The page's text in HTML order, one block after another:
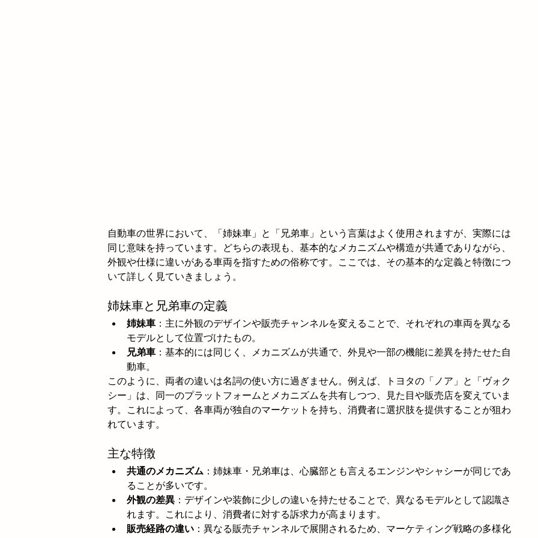
自動車の世界において、「姉妹車」と「兄弟車」という言葉はよく使用されますが、実際には
同じ意味を持っています。どちらの表現も、基本的なメカニズムや構造が共通でありながら、
外観や仕様に違いがある車両を指すための俗称です。ここでは、その基本的な定義と特徴につ
いて詳しく見ていきましょう。
姉妹車と兄弟車の定義
姉妹車 ：主に外観のデザインや販売チャンネルを変えることで、それぞれの車両を異なる
モデルとして位置づけたもの。
兄弟車 ：基本的には同じく、メカニズムが共通で、外見や一部の機能に差異を持たせた自
動車。
このように、両者の違いは名詞の使い方に過ぎません。例えば、トヨタの「ノア」と「ヴォク
シー」は、同一のプラットフォームとメカニズムを共有しつつ、見た目や販売店を変えていま
す。これによって、各車両が独自のマーケットを持ち、消費者に選択肢を提供することが狙わ
れています。
主な特徴
共通のメカニズム ：姉妹車・兄弟車は、心臓部とも言えるエンジンやシャシーが同じであ
ることが多いです。
外観の差異 ：デザインや装飾に少しの違いを持たせることで、異なるモデルとして認識さ
れます。これにより、消費者に対する訴求力が高まります。
販売経路の違い ：異なる販売チャンネルで展開されるため、マーケティング戦略の多様化